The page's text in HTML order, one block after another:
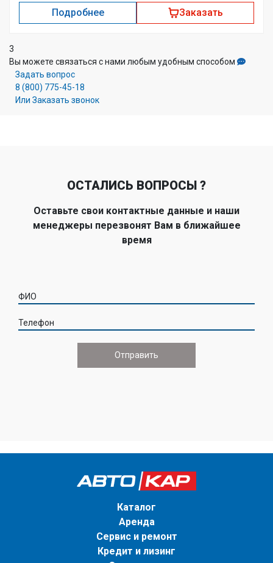
Подробнее Заказать
3
Вы можете связаться с нами любым удобным способом
Задать вопрос
8 (800) 775-45-18
Или Заказать звонок
ОСТАЛИСЬ ВОПРОСЫ ?
Оставьте свои контактные данные и наши
менеджеры перезвонят Вам в ближайшее
время
ФИО
Телефон
Каталог
Аренда
Сервис и ремонт
Кредит и лизинг